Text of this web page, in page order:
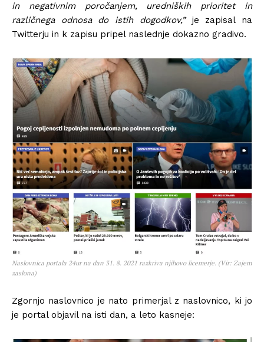
in negativnim poročanjem, uredniških prioritet in
različnega odnosa do istih dogodkov,” je zapisal na
Twitterju in k zapisu pripel naslednje dokazno gradivo.
Naslovnica portala 24ur na dan 31. 8. 2021 razkriva njihovo licemerje. (Vir: Zajem
zaslona)
Zgornjo naslovnico je nato primerjal z naslovnico, ki jo
je portal objavil na isti dan, a leto kasneje: